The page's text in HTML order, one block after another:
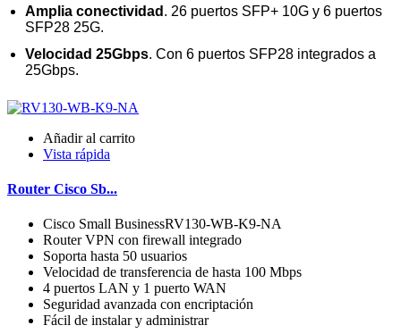
Amplia conectividad . 26 puertos SFP+ 10G y 6 puertos
SFP28 25G.
Velocidad 25Gbps. Con 6 puertos SFP28 integrados a
25Gbps.
Añadir al carrito
Vista rápida
Router Cisco Sb...
Cisco Small BusinessRV130-WB-K9-NA
Router VPN con firewall integrado
Soporta hasta 50 usuarios
Velocidad de transferencia de hasta 100 Mbps
4 puertos LAN y 1 puerto WAN
Seguridad avanzada con encriptación
Fácil de instalar y administrar